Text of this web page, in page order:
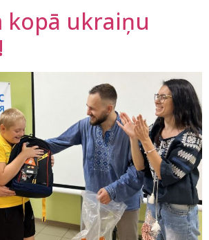
kopā ukraiņu